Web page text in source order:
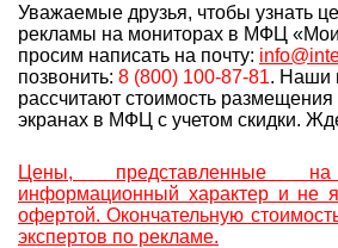
Уважаемые друзья, чтобы узнать
рекламы на мониторах в МФЦ
просим написать на почту:
позвонить: 8 (800) 100-87-81. Наши
рассчитают стоимость
экранах в МФЦ с учетом скидки.
Цены, представленные
информационный характер и не
офертой. Окончательную
экспертов по рекламе.